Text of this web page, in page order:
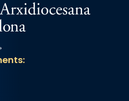
el cardenal Joan
la missa i l’ha
auxiliar de Barcelona,
Cristiana